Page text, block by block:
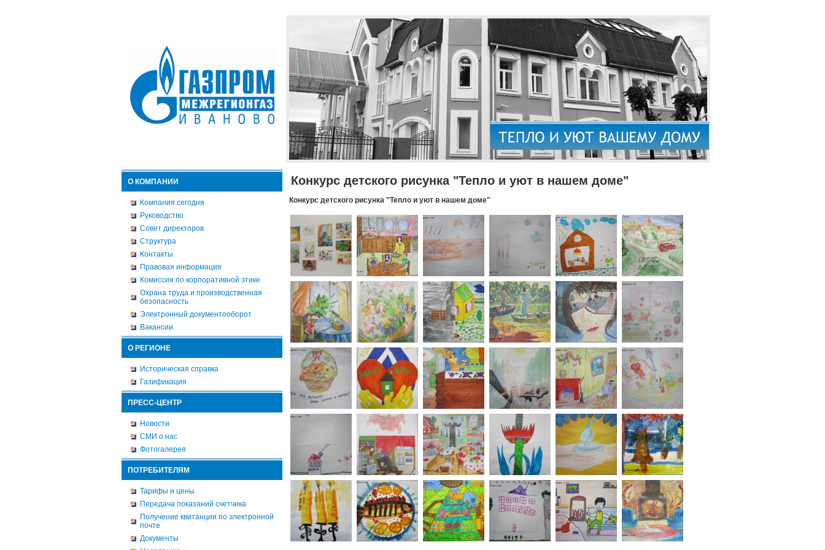
О КОМПАНИИ
Компания сегодня
Руководство
Совет директоров
Структура
Контакты
Правовая информация
Комиссия по корпоративной этике
Охрана труда и производственная
безопасность
Электронный документооборот
Вакансии
О РЕГИОНЕ
Историческая справка
Газификация
ПРЕСС-ЦЕНТР
Новости
СМИ о нас
Фотогалерея
ПОТРЕБИТЕЛЯМ
Тарифы и цены
Передача показаний счетчика
Получение квитанции по электронной
почте
Документы
Конкурс детского рисунка "Тепло и уют в нашем доме"
Конкурс детского рисунка "Тепло и уют в нашем доме"